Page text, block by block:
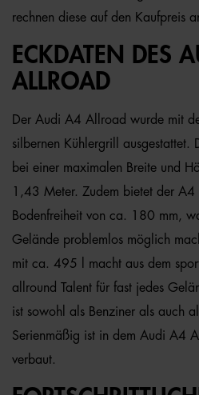
rechnen diese auf den Kaufpreis
ECKDATEN DES
ALLROAD
Der Audi A4 Allroad wurde mit
silbernen Kühlergrill ausgestattet.
bei einer maximalen Breite und
1,43 Meter. Zudem bietet der
Bodenfreiheit von ca. 180 mm,
Gelände problemlos möglich
mit ca. 495 l macht aus dem
allround Talent für fast jedes
ist sowohl als Benziner als auch
Serienmäßig ist in dem Audi A4
verbaut.